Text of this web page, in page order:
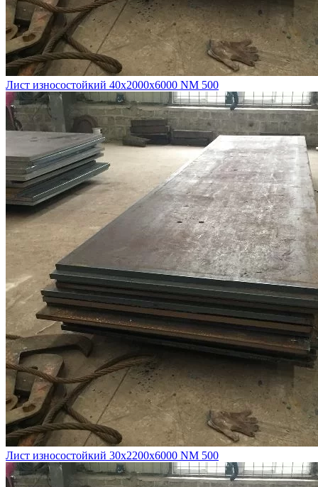
Лист износостойкий 40х2000х6000 NM 500
Лист износостойкий 30х2200х6000 NM 500